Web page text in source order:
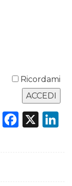
Ricordami
X